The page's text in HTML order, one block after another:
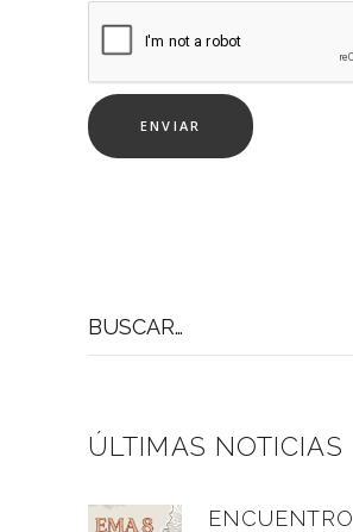
por:
ÚLTIMAS NOTICIAS
ENCUENTRO